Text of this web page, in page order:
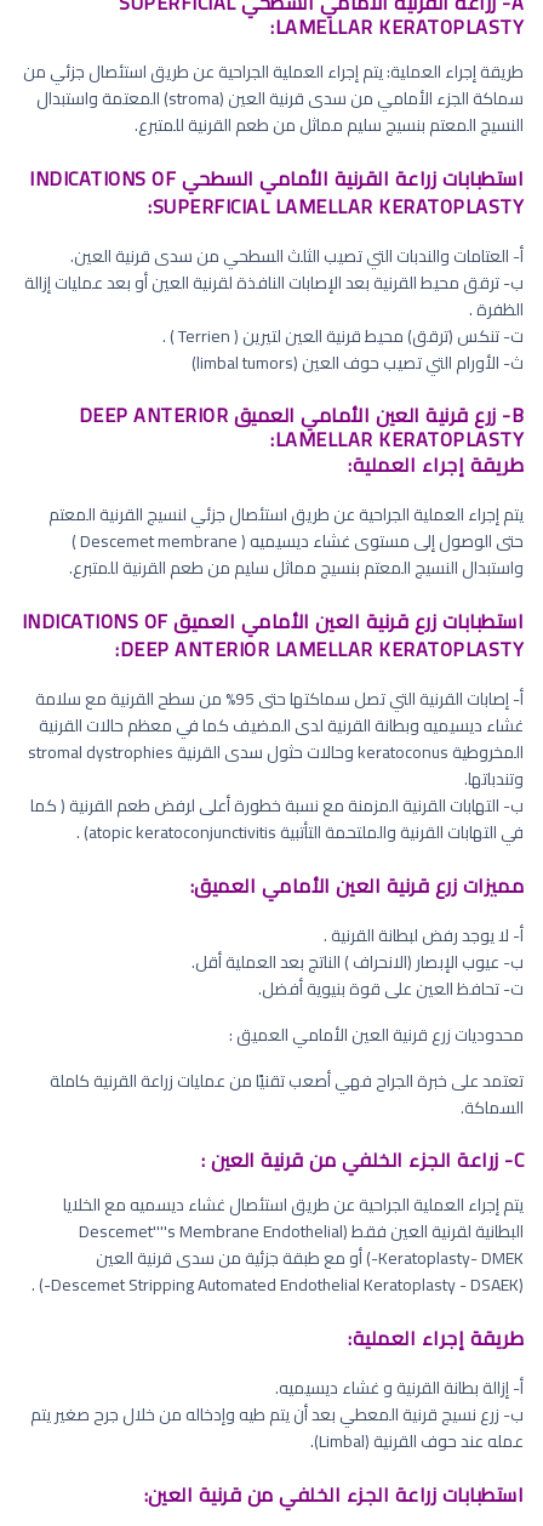
LAMELLAR KERATOPLASTY:
طريقة إجراء العملية: يتم إجراء العملية الجراحية عن طريق استئصال جزئي من
سماكة الجزء الأمامي من سدى قرنية العين (stroma) المعتمة واستبدال
النسيج المعتم بنسيج سليم مماثل من طعم القرنية للمتبرع.
استطبابات زراعة القرنية الأمامي السطحي INDICATIONS OF
SUPERFICIAL LAMELLAR KERATOPLASTY:
أ‌- العتامات والندبات التي تصيب الثلث السطحي من سدى قرنية العين.
ب‌- ترقق محيط القرنية بعد الإصابات النافذة لقرنية العين أو بعد عمليات إزالة
الظفرة .
ت‌- تنكس (ترقق) محيط قرنية العين لتيرين ( Terrien ) .
ث‌- الأورام التي تصيب حوف العين (limbal tumors)
B- زرع قرنية العين الأمامي العميق DEEP ANTERIOR
LAMELLAR KERATOPLASTY:
طريقة إجراء العملية:
يتم إجراء العملية الجراحية عن طريق استئصال جزئي لنسيج القرنية المعتم
حتى الوصول إلى مستوی غشاء ديسيميه ( Descemet membrane )
واستبدال النسيج المعتم بنسيج مماثل سليم من طعم القرنية للمتبرع.
استطبابات زرع قرنية العين الأمامي العميق INDICATIONS OF
DEEP ANTERIOR LAMELLAR KERATOPLASTY:
أ‌- إصابات القرنية التي تصل سماكتها حتى 95% من سطح القرنية مع سلامة
غشاء ديسيميه وبطانة القرنية لدى المضيف كما في معظم حالات القرنية
المخروطية keratoconus وحالات حثول سدى القرنية stromal dystrophies
وتندباتها.
ب‌- التهابات القرنية المزمنة مع نسبة خطورة أعلى لرفض طعم القرنية ( كما
في التهابات القرنية والملتحمة التأتبية atopic keratoconjunctivitis) .
مميزات زرع قرنية العين الأمامي العميق:
أ‌- لا يوجد رفض لبطانة القرنية .
ب‌- عيوب الإبصار (الانحراف ) الناتج بعد العملية أقل.
ت‌- تحافظ العين على قوة بنيوية أفضل.
محدوديات زرع قرنية العين الأمامي العميق :
تعتمد على خبرة الجراح فهي أصعب تقنيًا من عمليات زراعة القرنية كاملة
السماكة.
C- زراعة الجزء الخلفي من قرنية العين :
يتم إجراء العملية الجراحية عن طريق استئصال غشاء ديسميه مع الخلايا
البطانية لقرنية العين فقط (Descemet''''s Membrane Endothelial
Keratoplasty- DMEK-) أو مع طبقة جزئية من سدى قرنية العين
(Descemet Stripping Automated Endothelial Keratoplasty - DSAEK-) .
طريقة إجراء العملية:
أ‌- إزالة بطانة القرنية و غشاء دیسیمیه.
ب‌- زرع نسيج قرنية المعطي بعد أن يتم طيه وإدخاله من خلال جرح صغير يتم
عمله عند حوف القرنية (Limbal).
استطبابات زراعة الجزء الخلفي من قرنية العين: